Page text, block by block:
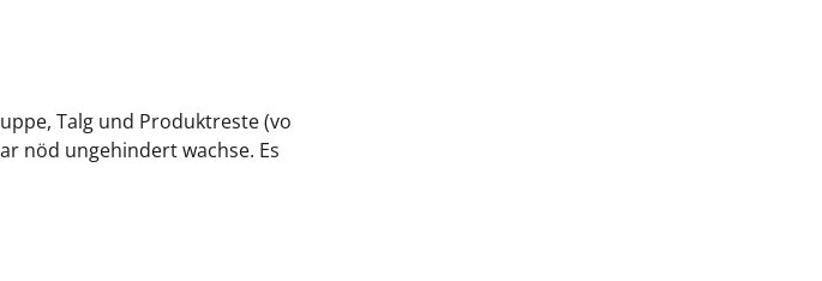
Talg und Produktreste (vo
nöd ungehindert wachse. Es